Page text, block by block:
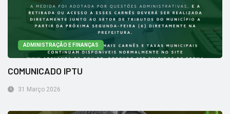
ADMINISTRAÇÃO E FINANÇAS
COMUNICADO IPTU
31 Março 2026